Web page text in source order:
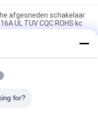
afgesneden schakelaar
UL TUV CQC ROHS kc
Onverwachte Actie,
H31 250V 10
for?